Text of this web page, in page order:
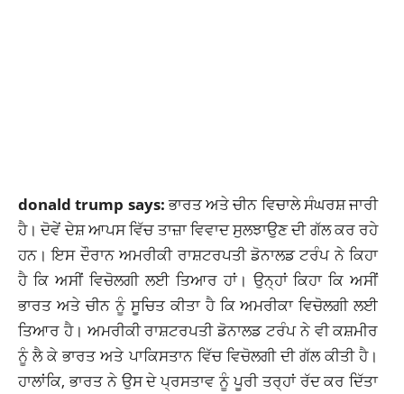
donald trump says:ਭਾਰਤ ਅਤੇ ਚੀਨ ਵਿਚਾਲੇ ਸੰਘਰਸ਼ ਜਾਰੀ
ਹੈ। ਦੋਵੇਂ ਦੇਸ਼ ਆਪਸ ਵਿੱਚ ਤਾਜ਼ਾ ਵਿਵਾਦ ਸੁਲਝਾਉਣ ਦੀ ਗੱਲ ਕਰ ਰਹੇ
ਹਨ। ਇਸ ਦੌਰਾਨਅਮਰੀਕੀ ਰਾਸ਼ਟਰਪਤੀ ਡੋਨਾਲਡ ਟਰੰਪਨੇ ਕਿਹਾ
ਹੈ ਕਿ ਅਸੀਂ ਵਿਚੋਲਗੀ ਲਈ ਤਿਆਰ ਹਾਂ। ਉਨ੍ਹਾਂ ਕਿਹਾ ਕਿ ਅਸੀਂ
ਭਾਰਤ ਅਤੇ ਚੀਨ ਨੂੰ ਸੂਚਿਤ ਕੀਤਾ ਹੈ ਕਿ ਅਮਰੀਕਾ ਵਿਚੋਲਗੀ ਲਈ
ਤਿਆਰ ਹੈ। ਅਮਰੀਕੀ ਰਾਸ਼ਟਰਪਤੀ ਡੋਨਾਲਡ ਟਰੰਪ ਨੇ ਵੀ ਕਸ਼ਮੀਰ
ਨੂੰ ਲੈ ਕੇ ਭਾਰਤ ਅਤੇ ਪਾਕਿਸਤਾਨ ਵਿੱਚ ਵਿਚੋਲਗੀ ਦੀ ਗੱਲ ਕੀਤੀ ਹੈ।
ਹਾਲਾਂਕਿ, ਭਾਰਤ ਨੇ ਉਸ ਦੇ ਪ੍ਰਸਤਾਵ ਨੂੰ ਪੂਰੀ ਤਰ੍ਹਾਂ ਰੱਦ ਕਰ ਦਿੱਤਾ